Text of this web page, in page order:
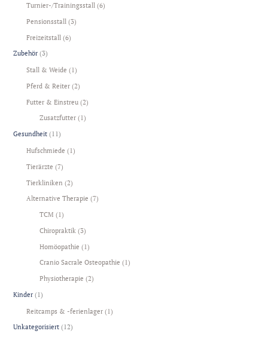
Turnier-/Trainingsstall (6)
Pensionsstall (3)
Freizeitstall (6)
Zubehör (3)
Stall & Weide (1)
Pferd & Reiter (2)
Futter & Einstreu (2)
Zusatzfutter (1)
Gesundheit (11)
Hufschmiede (1)
Tierärzte (7)
Tierkliniken (2)
Alternative Therapie (7)
TCM (1)
Chiropraktik (3)
Homöopathie (1)
Cranio Sacrale Osteopathie (1)
Physiotherapie (2)
Kinder (1)
Reitcamps & -ferienlager (1)
Unkategorisiert (12)